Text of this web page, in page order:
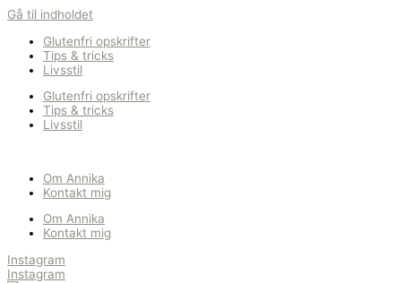
Gå til indholdet
Glutenfri opskrifter
Tips & tricks
Livsstil
Glutenfri opskrifter
Tips & tricks
Livsstil
Om Annika
Kontakt mig
Om Annika
Kontakt mig
Instagram
Instagram